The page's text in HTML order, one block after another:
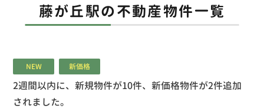
藤が丘駅の不動産物件一覧
NEW 新価格
2週間以内に、新規物件が10件、新価格物件が2件追加
されました。